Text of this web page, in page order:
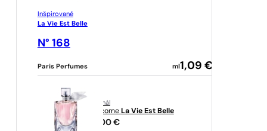
Inšpirované
La Vie Est Belle
N° 168
Paris Perfumes ml1,09 €
originál
Lancome La Vie Est Belle
77,00 €